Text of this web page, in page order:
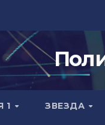
1 ЗВЕЗДА